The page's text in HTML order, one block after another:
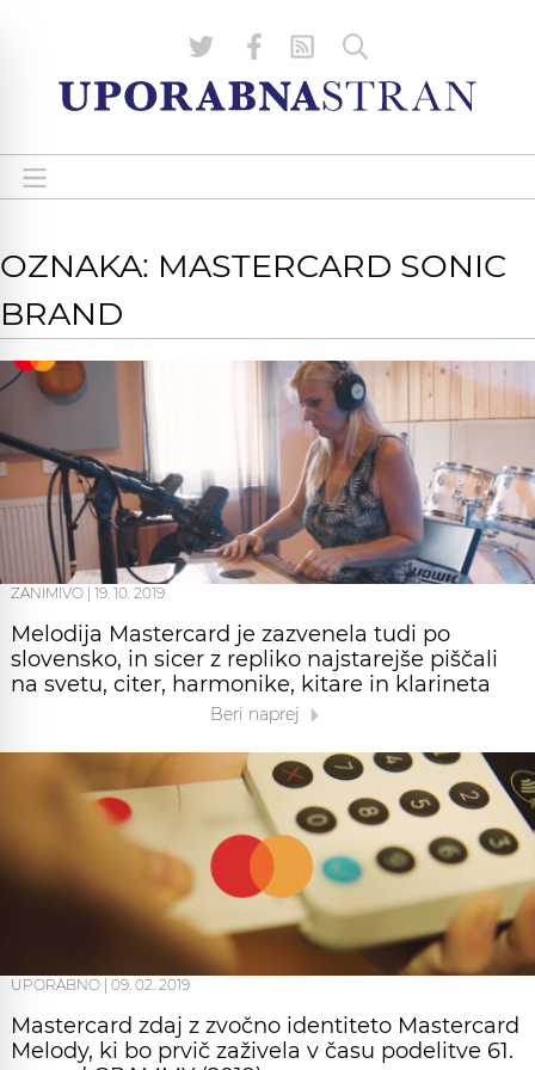
OZNAKA: MASTERCARD SONIC
BRAND
ZANIMIVO 19. 10. 2019
Melodija Mastercard je zazvenela tudi po
slovensko, in sicer z repliko najstarejše piščali
na svetu, citer, harmonike, kitare in klarineta
Beri naprej
UPORABNO 09. 02. 2019
Mastercard zdaj z zvočno identiteto Mastercard
Melody, ki bo prvič zaživela v času podelitve 61.